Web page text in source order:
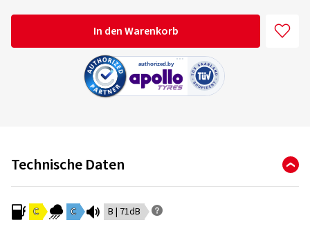
In den Warenkorb
Technische Daten
C C B | 71dB